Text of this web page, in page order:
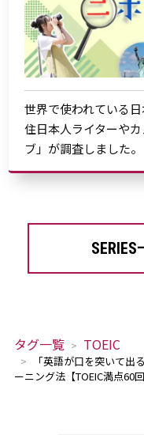
世界で使われている
住日本人ライターや
ブ」が調査しました。
タグ一覧 TOEIC
「英語が口を突いて出
ーニング法【TOEIC満点60